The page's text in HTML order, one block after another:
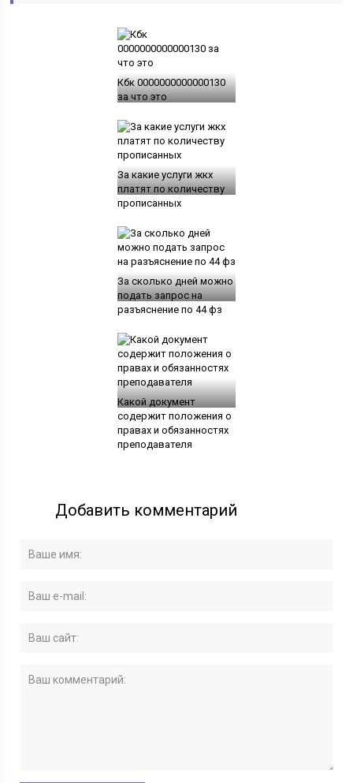
Кбк 0000000000000130
за что это
За какие услуги жкх
платят по количеству
прописанных
За сколько дней можно
подать запрос на
разъяснение по 44 фз
Какой документ
содержит положения о
правах и обязанностях
преподавателя
Добавить комментарий